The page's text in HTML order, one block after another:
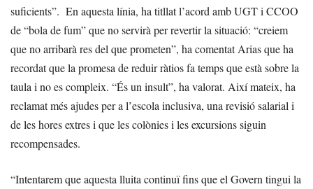
suficients”. En aquesta línia, ha titllat l’acord amb UGT i CCOO
de “bola de fum” que no servirà per revertir la situació: “creiem
que no arribarà res del que prometen”, ha comentat Arias que ha
recordat que la promesa de reduir ràtios fa temps que està sobre la
taula i no es compleix. “És un insult”, ha valorat. Així mateix, ha
reclamat més ajudes per a l’escola inclusiva, una revisió salarial i
de les hores extres i que les colònies i les excursions siguin
recompensades.
“Intentarem que aquesta lluita continuï fins que el Govern tingui la